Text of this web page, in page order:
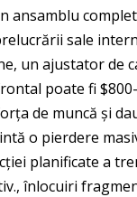
sale
un ajustator de
poate fi
de muncă și
o pierdere
planificate a
înlocuiri